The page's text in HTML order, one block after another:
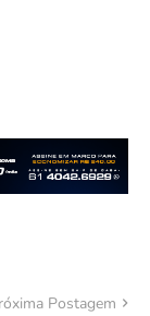
Postagem